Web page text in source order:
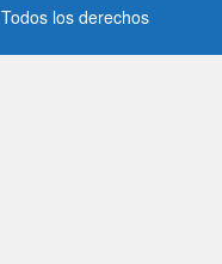
los derechos